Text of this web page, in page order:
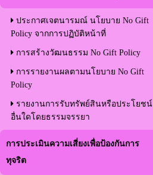
ประกาศเจตนารมณ์ นโยบาย No Gift
Policy จากการปฏิบัติหน้าที่
การสร้างวัฒนธรรม No Gift Policy
การรายงานผลตามนโยบาย No Gift
Policy
รายงานการรับทรัพย์สินหรือประโยชน์
อื่นใดโดยธรรมจรรยา
การประเมินความเสี่ยงเพื่อป้องกันการ
ทุจริต